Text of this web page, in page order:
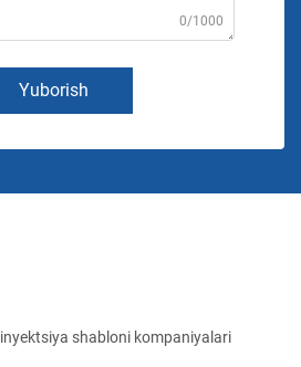
0/1000
Yuborish
inyektsiya shabloni kompaniyalari